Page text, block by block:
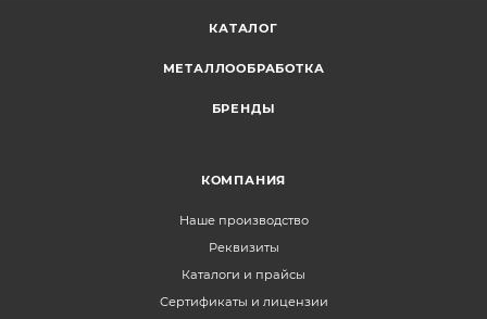
КАТАЛОГ
МЕТАЛЛООБРАБОТКА
БРЕНДЫ
КОМПАНИЯ
Наше производство
Реквизиты
Каталоги и прайсы
Сертификаты и лицензии